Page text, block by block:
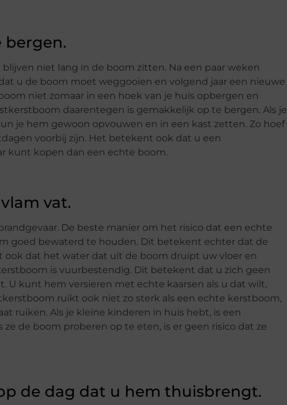
bergen.
niet lang in de boom zitten. Na een paar weken
u de boom moet weggooien en volgend jaar een nieuwe
niet zomaar in een hoek van je huis opbergen en
daarentegen is gemakkelijk op te bergen. Als je
je hem gewoon opvouwen en in een kast zetten. Zo hoef
voorbij zijn. Het betekent ook dat u een
kunt kopen dan een echte boom.
vat.
De beste manier om het risico dat een echte
goed bewaterd te houden. Dit betekent echter dat de
ook dat het water dat uit de boom druipt uw vloer en
is vuurbestendig. Dit betekent dat u zich geen
U kunt hem versieren met echte kaarsen als u dat wilt,
ruikt ook niet zo sterk als een echte kerstboom,
ruiken. Als je kleine kinderen in huis hebt, is een
de boom proberen op te eten, is er geen risico dat ze
de dag dat u hem thuisbrengt.